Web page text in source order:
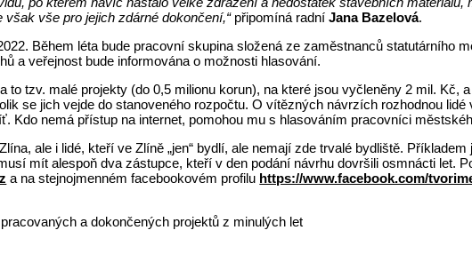
vše pro jejich zdárné dokončení,“připomíná radníJana Bazelová.
Během léta bude pracovní skupina složená ze zaměstnanců statutárního
a veřejnost bude informována o možnosti hlasování.
to tzv. malé projekty (do 0,5 milionu korun), na které jsou vyčleněny 2 mil. Kč,
se jich vejde do stanoveného rozpočtu. O vítězných návrzích rozhodnou
Kdo nemá přístup na internet, pomohou mu s hlasováním pracovníci
ale i lidé, kteří ve Zlíně „jen“ bydlí, ale nemají zde trvalé bydliště.
mít alespoň dva zástupce, kteří v den podání návrhu dovršili osmnácti let.
a na stejnojmenném facebookovém profilu https://www.facebook.com/
a dokončených projektů z minulých let